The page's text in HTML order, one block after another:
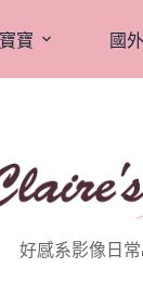
寶 國
好感系影像日